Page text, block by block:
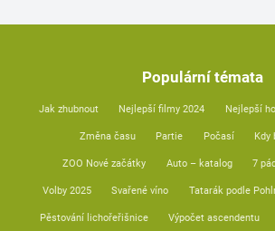
Populární témata
Jak zhubnout Nejlepší filmy 2024 Nejlepší
Změna času Partie Počasí Kdy
ZOO Nové začátky Auto – katalog 7
Volby 2025 Svařené víno Tatarák podle
Pěstování lichořeřišnice Výpočet ascendentu